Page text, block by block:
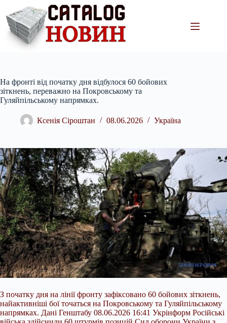
вмісту
На фронті від початку дня відбулося 60 бойових
зіткнень, переважно на Покровському та
Гуляйпільському напрямках.
Ксенія Сіроштан 08.06.2026 Україна
З початку дня на лінії фронту зафіксовано 60 бойових зіткнень,
найактивніші бої точаться на Покровському та Гуляйпільському
напрямках. Дані Генштабу 08.06.2026 16:41 Укрінформ Російські